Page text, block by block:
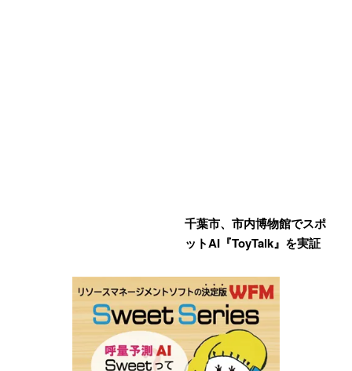
千葉市、市内博物館でスポ
ットAI『ToyTalk』を実証